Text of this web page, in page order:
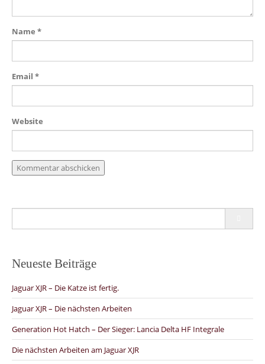
Name *
Email *
Website
Neueste Beiträge
Jaguar XJR – Die Katze ist fertig.
Jaguar XJR – Die nächsten Arbeiten
Generation Hot Hatch – Der Sieger: Lancia Delta HF Integrale
Die nächsten Arbeiten am Jaguar XJR